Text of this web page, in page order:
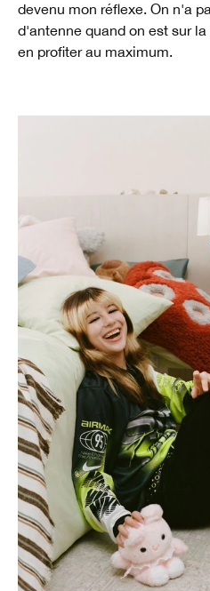
devenu mon réflexe. On n'a
d'antenne quand on est sur
en profiter au maximum.